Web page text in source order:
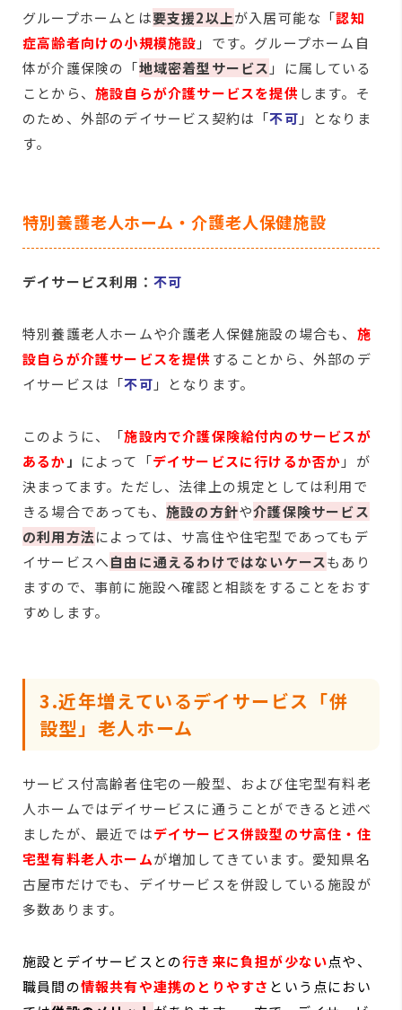
グループホームとは要支援2以上が入居可能な「認知
症高齢者向けの小規模施設 」です。グループホーム自
体が介護保険の「地域密着型サービス 」に属している
ことから、 施設自らが介護サービスを提供 します。そ
のため、外部のデイサービス契約は「不可 」となりま
す。
特別養護老人ホーム・介護老人保健施設
デイサービス利用： 不可
特別養護老人ホームや介護老人保健施設の場合も、 施
設自らが介護サービスを提供 することから、外部のデ
イサービスは「不可 」となります。
このように、「施設内で介護保険給付内のサービスが
あるか 」 によって「デイサービスに行けるか否か 」が
決まってます。ただし、法律上の規定としては利用で
きる場合であっても、 施設の方針や介護保険サービス
の利用方法によっては、サ高住や住宅型であってもデ
イサービスへ自由に通えるわけではないケースもあり
ますので、事前に施設へ確認と相談をすることをおす
すめします。
3.近年増えているデイサービス「併
設型」老人ホーム
サービス付高齢者住宅の一般型、および住宅型有料老
人ホームではデイサービスに通うことができると述べ
ましたが、最近ではデイサービス併設型のサ高住・住
宅型有料老人ホームが増加してきています。愛知県名
古屋市だけでも、デイサービスを併設している施設が
多数あります。
施設とデイサービスとの行き来に負担が少ない点や、
職員間の情報共有や連携のとりやすさ という点におい